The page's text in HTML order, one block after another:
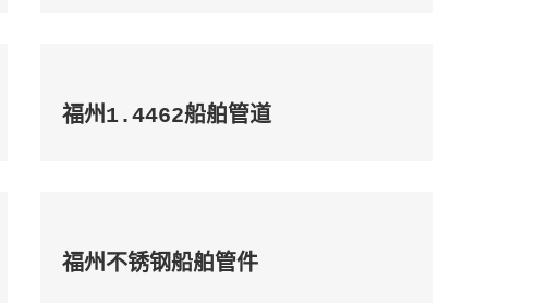
福州1.4462船舶管道
福州不锈钢船舶管件